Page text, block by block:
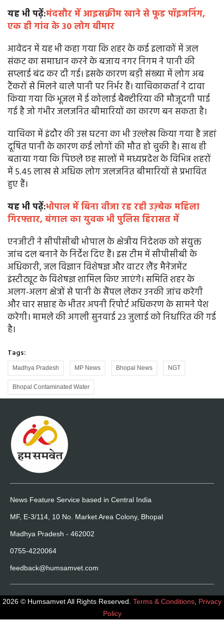
यह भी पढ़ें:मंदसौर में आइसक्रीम खाने से फूड पॉइजनिंग,
एक ही गांव के 30 लोग बीमार
आवेदन में यह भी कहा गया कि शहर के कई इलाकों में जल
संकट का समाधान करने के बजाय नगर निगम ने पानी की
सप्लाई बंद कर दी गई। इसके कारण बड़ी संख्या में लोग अब
टैंकरों से मिलने वाले पानी पर निर्भर हैं। याचिकाकर्ता ने दावा
किया गया कि भूजल में ई कोलाई बैक्टीरिया की मौजूदगी पाई
गई है जो गंभीर जलजनित बीमारियों का कारण बन सकता है।
याचिका में इंदौर की उस घटना का भी उल्लेख किया गया है जहां
दूषित पानी के कारण कई लोगों की मौत हो चुकी है। साथ ही
बताया गया कि पिछले छह सालों में मध्यप्रदेश के विभिन्न शहरों
में 5.45 लाख से अधिक लोग जलजनित बीमारियों से प्रभावित
हुए हैं।
यह भी पढ़ें:भोपाल में बिना वीजा रह रही उज़्बेक महिला
गिरफ्तार, बंगाल का युवक भी पुलिस हिरासत में
एनजीटी ने सीपीसीबी भोपाल के क्षेत्रीय निदेशक को संयुक्त
जांच दल बनाने के निर्देश दिए हैं। इस टीम में सीपीसीबी के
अधिकारी, जल विज्ञान विशेषज्ञ और वाटर लैंड मैनेजमेंट
इंस्टीट्यूट के विशेषज्ञ शामिल किए जाएंगे। समिति शहर के
अलग-अलग क्षेत्रों से पानी के सैंपल लेकर उनकी जांच करेगी
और चार सप्ताह के भीतर अपनी रिपोर्ट अधिकरण के सामने पेश
करेगी। मामले की अगली सुनवाई 23 जुलाई को निर्धारित की गई
है।
Tags:
Madhya Pradesh MP News Bhopal News NGT
Bhopal Contaminated Water
News Feature Service based in Central India
MF, E-3/114, 10 No. Market Area Colony, Bhopal
Madhya Pradesh - 462002
0755-4220064
feedback@humsamvet.com
2026 © Humsamvet All Rights Reserved. Terms & Conditions Privacy
Policy